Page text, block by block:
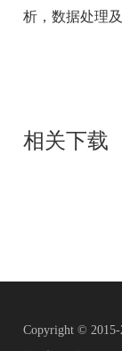
析，数据处理
相关下载
Copyright ©